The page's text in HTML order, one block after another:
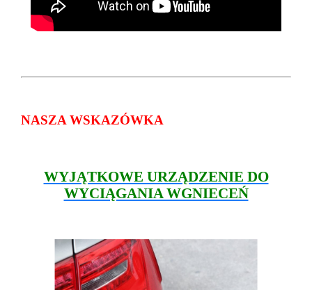
NASZA WSKAZÓWKA
WYJĄTKOWE URZĄDZENIE DO
WYCIĄGANIA WGNIECEŃ